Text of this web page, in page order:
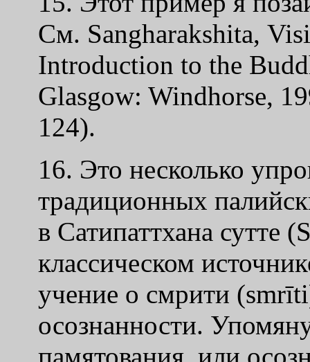
См. Sangharakshita,
Introduction to the
Glasgow: Windhorse,
124).
16. Это несколько
традиционных
в Сатипаттхана сутте
классическом
учение о смрити
осознанности.
памятования, или